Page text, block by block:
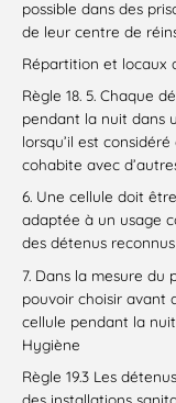
possible dans des
de leur centre de
Répartition et locaux
Règle 18. 5. Chaque
pendant la nuit dans
lorsqu’il est
cohabite avec
6. Une cellule doit
adaptée à un usage
des détenus
7. Dans la mesure du
pouvoir choisir avant
cellule pendant la
Hygiène
Règle 19.3 Les
des installations